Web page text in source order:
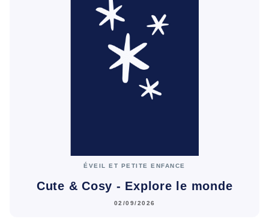
ÉVEIL ET PETITE ENFANCE
Cute & Cosy - Explore le monde
02/09/2026